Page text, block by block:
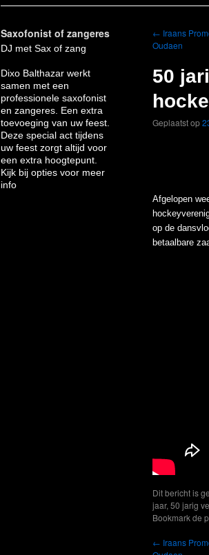
Saxofonist of zangeres
DJ met Sax of zang
Dixo Balthazar werkt
samen met een
professionele saxofonist
en zangeres. Een extra
toevoeging van uw feest.
Deze special act tijdens
uw feest zorgt altijd voor
een extra hoogtepunt.
Kijk bij opties voor meer
info
← Iraans
Oudaen
50
Geplaatst op
Afgelopen
op de
betaalbare
Dit bericht is
jaar, 50 jarig
Bookmark de
← Iraans